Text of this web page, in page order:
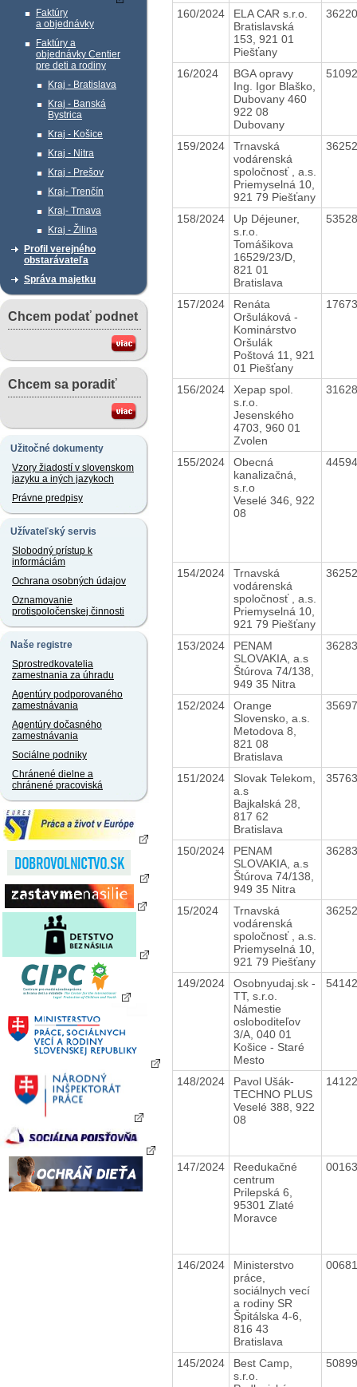
Faktúry
a objednávky
Faktúry a
objednávky Centier
pre deti a rodiny
Kraj - Bratislava
Kraj - Banská
Bystrica
Kraj - Košice
Kraj - Nitra
Kraj - Prešov
Kraj- Trenčín
Kraj- Trnava
Kraj - Žilina
Profil verejného
obstarávateľa
Správa majetku
Chcem podať podnet
Chcem sa poradiť
Užitočné dokumenty
Vzory žiadostí v slovenskom
jazyku a iných jazykoch
Právne predpisy
Užívateľský servis
Slobodný prístup k
informáciám
Ochrana osobných údajov
Oznamovanie
protispoločenskej činnosti
Naše registre
Sprostredkovatelia
zamestnania za úhradu
Agentúry podporovaného
zamestnávania
Agentúry dočasného
zamestnávania
Sociálne podniky
Chránené dielne a
chránené pracoviská
160/2024
ELA CAR s.r.o.
Bratislavská
153, 921 01
Piešťany
16/2024
BGA opravy
Ing. Igor Blaško,
Dubovany 460
922 08
Dubovany
159/2024
Trnavská
vodárenská
spoločnosť , a.s.
Priemyselná 10,
921 79 Piešťany
158/2024
Up Déjeuner,
s.r.o.
Tomášikova
16529/23/D,
821 01
Bratislava
157/2024
Renáta
Oršuláková -
Kominárstvo
Oršulák
Poštová 11, 921
01 Piešťany
156/2024
Xepap spol.
s.r.o.
Jesenského
4703, 960 01
Zvolen
155/2024
Obecná
kanalizačná,
s.r.o
Veselé 346, 922
08
154/2024
Trnavská
vodárenská
spoločnosť , a.s.
Priemyselná 10,
921 79 Piešťany
153/2024
PENAM
SLOVAKIA, a.s
Štúrova 74/138,
949 35 Nitra
152/2024
Orange
Slovensko, a.s.
Metodova 8,
821 08
Bratislava
151/2024
Slovak Telekom,
a.s
Bajkalská 28,
817 62
Bratislava
150/2024
PENAM
SLOVAKIA, a.s
Štúrova 74/138,
949 35 Nitra
15/2024
Trnavská
vodárenská
spoločnosť , a.s.
Priemyselná 10,
921 79 Piešťany
149/2024
Osobnyudaj.sk -
TT, s.r.o.
Námestie
osloboditeľov
3/A, 040 01
Košice - Staré
Mesto
148/2024
Pavol Ušák-
TECHNO PLUS
Veselé 388, 922
08
147/2024
Reedukačné
centrum
Prilepská 6,
95301 Zlaté
Moravce
146/2024
Ministerstvo
práce,
sociálnych vecí
a rodiny SR
Špitálska 4-6,
816 43
Bratislava
145/2024
Best Camp,
s.r.o.